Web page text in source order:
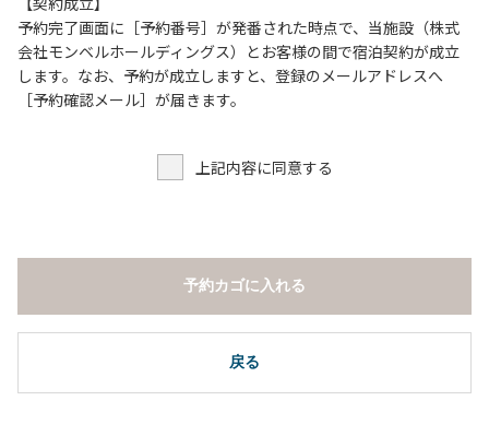
【ロッジご利用上の注意事項ならびに禁止事項】
１.動物（ペット類）の同伴はご遠慮願います。
２.安全管理上、お子様の単独での行動はご遠慮ください。
３.調度品などの持ち出しはしないでください。
６.周囲に迷惑となるような行為（夜間の大声での談笑等）や
床面から高さ60cm以上離してご利用ください。
８.炭火の利用後は炭の鎮火の確認をお願いいたします。
９.BBQ台（BBQコンロやグリル）の貸出はございません。
10.駐車場や芝生スペースを含め、コテージ周辺でのタープ・
テントの設営、テーブル・椅子の持ち出しは禁止です。
予約完了画面に［予約番号］が発番された時点で、当施設（株式
会社モンベルホールディングス）とお客様の間で宿泊契約が成立
します。なお、予約が成立しますと、登録のメールアドレスへ
［予約確認メール］が届きます。
上記内容に同意する
戻る
予約カゴに入れる